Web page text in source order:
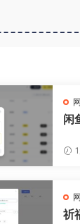
闲
祈